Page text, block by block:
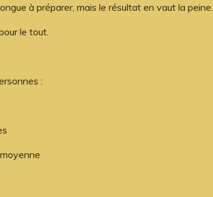
à préparer, mais le résultat en vaut la peine.
le tout.
: